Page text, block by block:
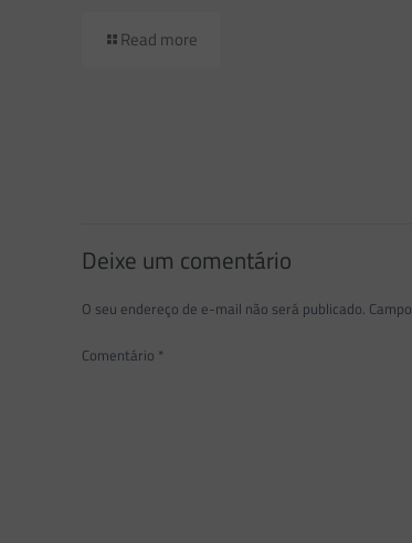
Read more
Deixe um comentário
O seu endereço de e-mail não será publicado.
Comentário *